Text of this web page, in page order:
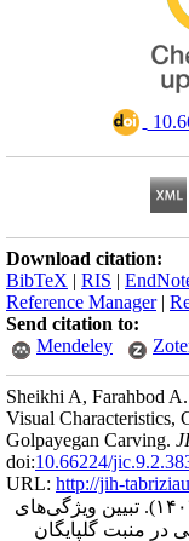
Download citation:
BibTeX | RIS |
Reference Manager|
Send citation to:
Mendeley
Sheikhi A, Farahbod A.
Visual Characteristics,
Golpayegan Carving.
doi:10.66224/
URL: http://jih-
تبیین ویژگی‌‌‌های
در منبت گلپایگان